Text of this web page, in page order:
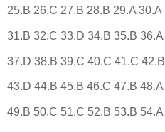
25.B 26.C 27.B 28.B 29.A 30.A
31.B 32.C 33.D 34.B 35.B 36.A
37.D 38.B 39.C 40.C 41.C 42.B
43.D 44.B 45.B 46.C 47.B 48.A
49.B 50.C 51.C 52.B 53.B 54.A